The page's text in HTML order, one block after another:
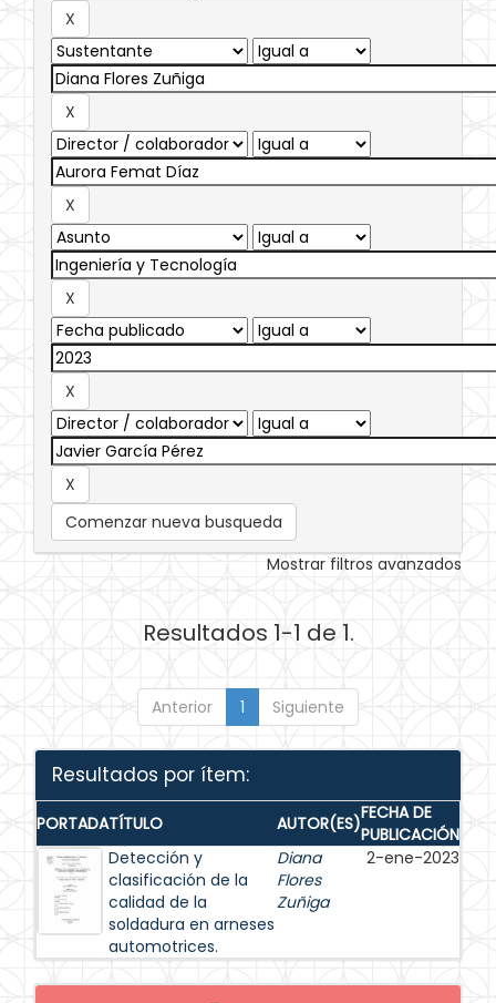
Comenzar nueva busqueda
Mostrar filtros avanzados
Resultados 1-1 de 1.
Anterior 1 Siguiente
Resultados por ítem:
PORTADATÍTULO AUTOR(ES)FECHA DE
PUBLICACIÓN
Detección y
clasificación de la
calidad de la
soldadura en arneses
automotrices.
Diana
Flores
Zuñiga
2-ene-2023